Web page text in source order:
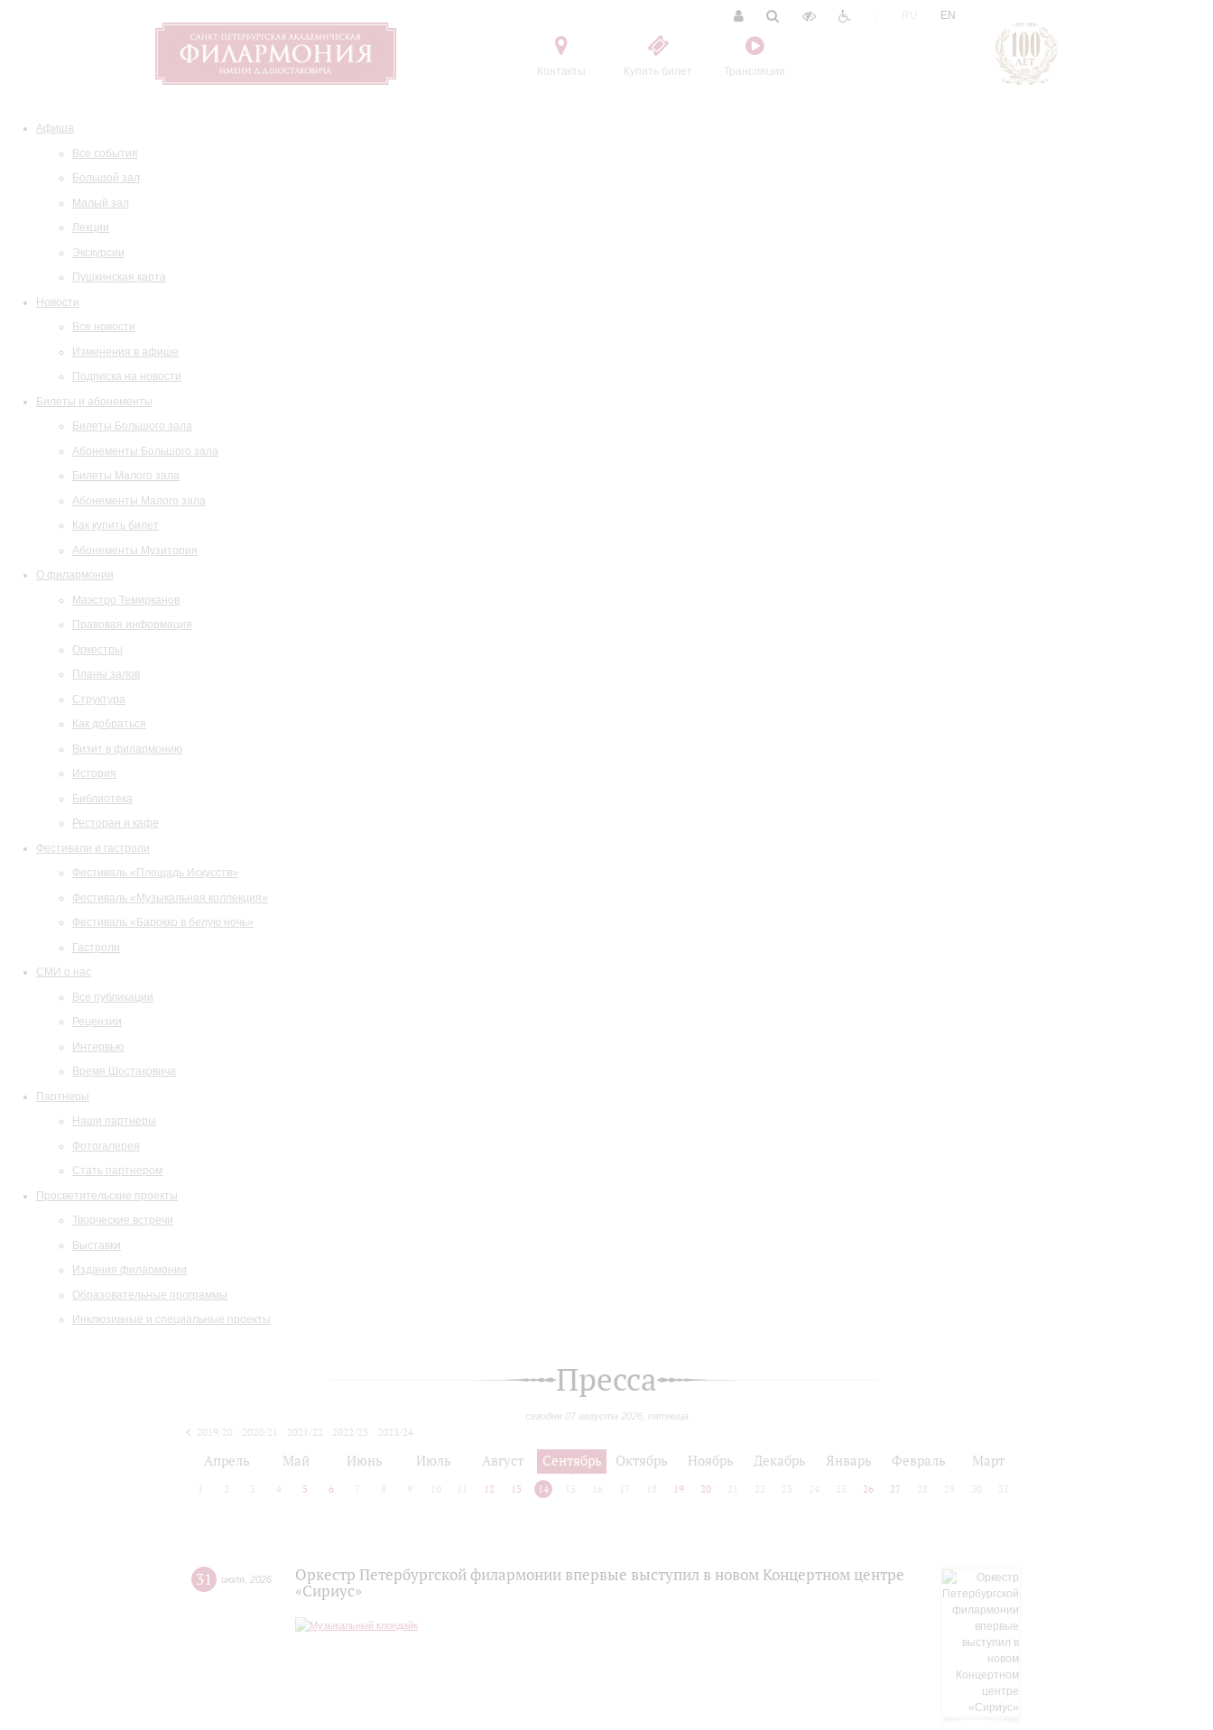
Контакты Купить билет Трансляции
EN
Афиша
Все события
Большой зал
Малый зал
Лекции
Экскурсии
Пушкинская карта
Новости
Все новости
Изменения в афише
Подписка на новости
Билеты и абонементы
Билеты Большого зала
Абонементы Большого зала
Билеты Малого зала
Абонементы Малого зала
Как купить билет
Абонементы Музитория
О филармонии
Маэстро Темирканов
Правовая информация
Оркестры
Планы залов
Структура
Как добраться
Визит в филармонию
История
Библиотека
Ресторан и кафе
Фестивали и гастроли
Фестиваль «Площадь Искусств»
Фестиваль «Музыкальная коллекция»
Фестиваль «Барокко в белую ночь»
Гастроли
СМИ о нас
Все публикации
Рецензии
Интервью
Время Шостаковича
Партнеры
Наши партнеры
Фотогалерея
Стать партнером
Просветительские проекты
Творческие встречи
Выставки
Издания филармонии
Образовательные программы
Инклюзивные и специальные проекты
Пресса
сегодня 07 августа 2026, пятница
2019/20 2020/21 2021/22 2022/23
2023/24
Апрель Май Июнь Июль Август Сентябрь Октябрь Ноябрь Декабрь Январь Февраль Март
2 3 4 5 6 7 8 9 10 12 13 14 15 16 17 18 19 20 21 22 23 24 25 26 27 28 29 30 31
31 июля 2026
Оркестр Петербургской филармонии впервые выступил в новом Концертном центре
«Сириус»